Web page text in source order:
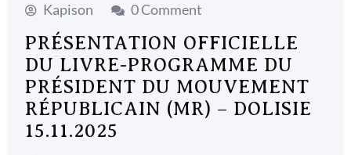
Kapison 0 Comment
PRÉSENTATION OFFICIELLE
DU LIVRE-PROGRAMME DU
PRÉSIDENT DU MOUVEMENT
RÉPUBLICAIN (MR) – DOLISIE
15.11.2025